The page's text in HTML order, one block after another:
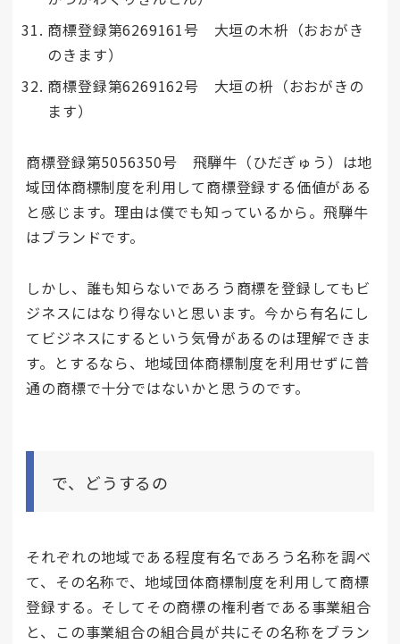
商標登録第6269161号 大垣の木枡（おおがき
のきます）
商標登録第6269162号 大垣の枡（おおがきの
ます）
商標登録第5056350号 飛騨牛（ひだぎゅう）は地
域団体商標制度を利用して商標登録する価値がある
と感じます。理由は僕でも知っているから。飛騨牛
はブランドです。
しかし、誰も知らないであろう商標を登録してもビ
ジネスにはなり得ないと思います。今から有名にし
てビジネスにするという気骨があるのは理解できま
す。とするなら、地域団体商標制度を利用せずに普
通の商標で十分ではないかと思うのです。
で、どうするの
それぞれの地域である程度有名であろう名称を調べ
て、その名称で、地域団体商標制度を利用して商標
登録する。そしてその商標の権利者である事業組合
と、この事業組合の組合員が共にその名称をブラン